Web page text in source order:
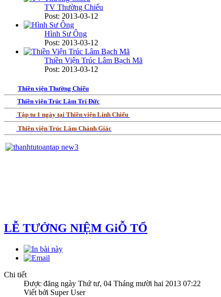
TV Thường Chiếu
Post: 2013-03-12
Hình Sư Ông
Post: 2013-03-12
Thiền Viện Trúc Lâm Bạch Mã
Post: 2013-03-12
Thiền viện Thường Chiếu
Thiền viện Trúc Lâm Trí Đức
Tập tu 1 ngày tại Thiền viện Linh Chiếu
Thiền viện Trúc Lâm Chánh Giác
LỄ TƯỞNG NIỆM GiỖ TỔ
Chi tiết
Được đăng ngày Thứ tư, 04 Tháng mười hai 2013 07:22
Viết bởi Super User